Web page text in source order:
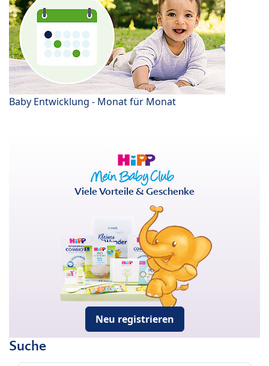
Baby Entwicklung - Monat für Monat
Viele Vorteile & Geschenke
Neu registrieren
Suche